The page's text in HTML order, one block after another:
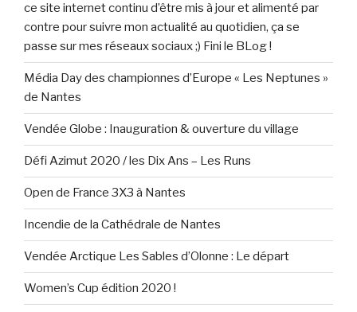
ce site internet continu d’être mis à jour et alimenté par
contre pour suivre mon actualité au quotidien, ça se
passe sur mes réseaux sociaux ;) Fini le BLog !
Média Day des championnes d’Europe « Les Neptunes »
de Nantes
Vendée Globe : Inauguration & ouverture du village
Défi Azimut 2020 / les Dix Ans – Les Runs
Open de France 3X3 à Nantes
Incendie de la Cathédrale de Nantes
Vendée Arctique Les Sables d’Olonne : Le départ
Women’s Cup édition 2020 !